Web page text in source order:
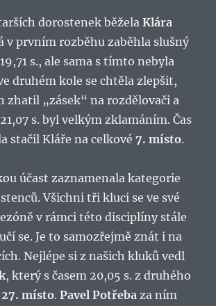
dorostenek běželaKlára
v prvním rozběhu zaběhla slušný
s., ale sama s tímto nebyla
druhém kole se chtěla zlepšit,
zhatil „zásek“ na rozdělovači a
s. byl velkým zklamáním. Čas
stačil Kláře na celkové7. místo.
účast zaznamenala kategorie
Všichni tři kluci se ve své
v rámci této disciplíny stále
se. Je to samozřejmě znát i na
Nejlépe si z našich kluků vedl
, který s časem 20,05 s. z druhého
27. místo.Pavel Potřeba za ním